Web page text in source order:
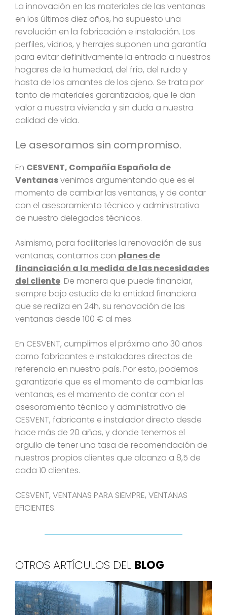
La innovación en los materiales de las ventanas
en los últimos diez años, ha supuesto una
revolución en la fabricación e instalación. Los
perfiles, vidrios, y herrajes suponen una garantía
para evitar definitivamente la entrada a nuestros
hogares de la humedad, del frío, del ruido y
hasta de los amantes de los ajeno. Se trata por
tanto de materiales garantizados, que le dan
valor a nuestra vivienda y sin duda a nuestra
calidad de vida.
Le asesoramos sin compromiso.
En CESVENT, Compañía Española de
Ventanasvenimos argumentando que es el
momento de cambiar las ventanas, y de contar
con el asesoramiento técnico y administrativo
de nuestro delegados técnicos.
Asimismo, para facilitarles la renovación de sus
ventanas, contamos con planes de
financiación a la medida de las necesidades
del cliente. De manera que puede financiar,
siempre bajo estudio de la entidad financiera
que se realiza en 24h, su renovación de las
ventanas desde 100 € al mes.
En CESVENT, cumplimos el próximo año 30 años
como fabricantes e instaladores directos de
referencia en nuestro país. Por esto, podemos
garantizarle que es el momento de cambiar las
ventanas, es el momento de contar con el
asesoramiento técnico y administrativo de
CESVENT, fabricante e instalador directo desde
hace más de 20 años, y donde tenemos el
orgullo de tener una tasa de recomendación de
nuestros propios clientes que alcanza a 8,5 de
cada 10 clientes.
CESVENT, VENTANAS PARA SIEMPRE, VENTANAS
EFICIENTES.
OTROS ARTÍCULOS DEL BLOG